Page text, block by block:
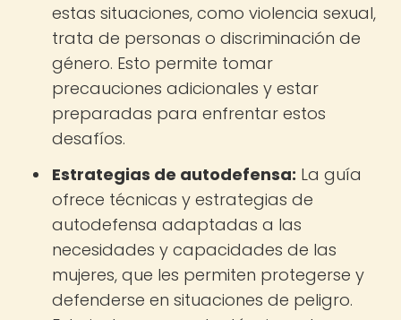
estas situaciones, como violencia sexual,
trata de personas o discriminación de
género. Esto permite tomar
precauciones adicionales y estar
preparadas para enfrentar estos
desafíos.
Estrategias de autodefensa: La guía
ofrece técnicas y estrategias de
autodefensa adaptadas a las
necesidades y capacidades de las
mujeres, que les permiten protegerse y
defenderse en situaciones de peligro.